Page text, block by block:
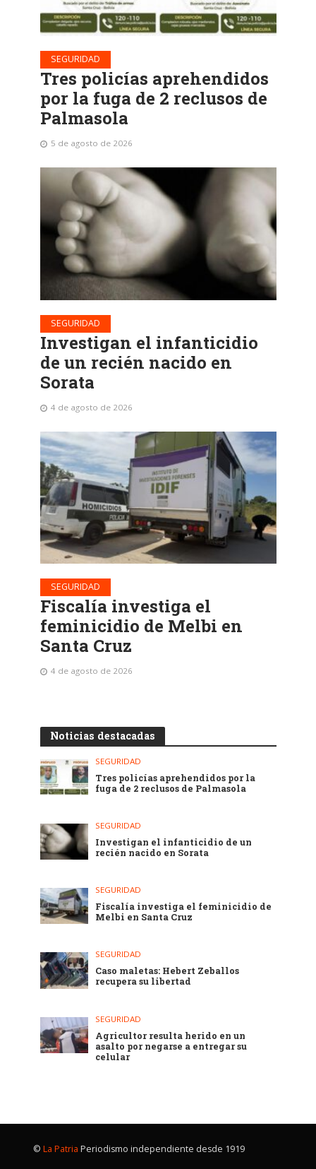
SEGURIDAD
Tres policías aprehendidos
por la fuga de 2 reclusos de
Palmasola
5 de agosto de 2026
SEGURIDAD
Investigan el infanticidio
de un recién nacido en
Sorata
4 de agosto de 2026
SEGURIDAD
Fiscalía investiga el
feminicidio de Melbi en
Santa Cruz
4 de agosto de 2026
Noticias destacadas
SEGURIDAD
Tres policías aprehendidos por la
fuga de 2 reclusos de Palmasola
SEGURIDAD
Investigan el infanticidio de un
recién nacido en Sorata
SEGURIDAD
Fiscalía investiga el feminicidio de
Melbi en Santa Cruz
SEGURIDAD
Caso maletas: Hebert Zeballos
recupera su libertad
SEGURIDAD
Agricultor resulta herido en un
asalto por negarse a entregar su
celular
© La Patria Periodismo independiente desde 1919